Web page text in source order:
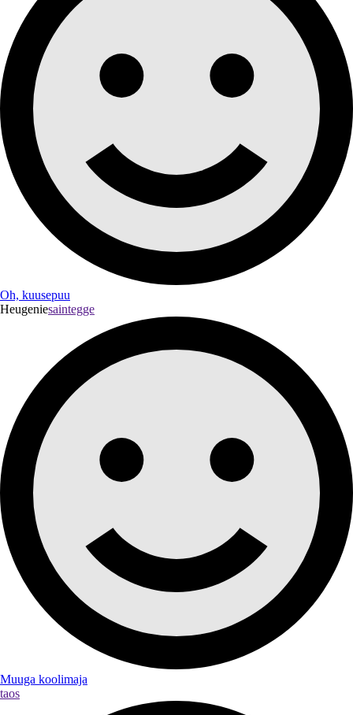
Oh, kuusepuu
Heugeniesaintegge
Muuga koolimaja
taos